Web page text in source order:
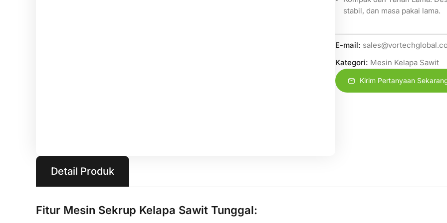
stabil, dan masa pakai lama.
E-mail:
Kategori: Mesin Kelapa Sawit
Kirim Pertanyaan
Detail Produk
Fitur Mesin Sekrup Kelapa Sawit Tunggal: